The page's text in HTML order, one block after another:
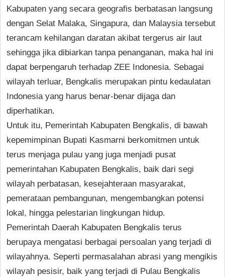
Kabupaten yang secara geografis berbatasan langsung
dengan Selat Malaka, Singapura, dan Malaysia tersebut
terancam kehilangan daratan akibat tergerus air laut
sehingga jika dibiarkan tanpa penanganan, maka hal ini
dapat berpengaruh terhadap ZEE Indonesia. Sebagai
wilayah terluar, Bengkalis merupakan pintu kedaulatan
Indonesia yang harus benar-benar dijaga dan
diperhatikan.
Untuk itu, Pemerintah Kabupaten Bengkalis, di bawah
kepemimpinan Bupati Kasmarni berkomitmen untuk
terus menjaga pulau yang juga menjadi pusat
pemerintahan Kabupaten Bengkalis, baik dari segi
wilayah perbatasan, kesejahteraan masyarakat,
pemerataan pembangunan, mengembangkan potensi
lokal, hingga pelestarian lingkungan hidup.
Pemerintah Daerah Kabupaten Bengkalis terus
berupaya mengatasi berbagai persoalan yang terjadi di
wilayahnya. Seperti permasalahan abrasi yang mengikis
wilayah pesisir, baik yang terjadi di Pulau Bengkalis